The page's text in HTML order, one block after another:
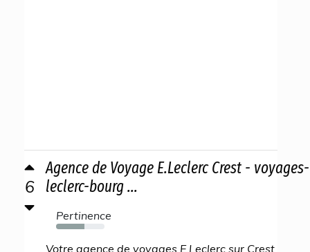
6
Agence de Voyage E.Leclerc Crest - voyages-
leclerc-bourg ...
Pertinence
58%
Votre agence de voyages E.Leclerc sur Crest